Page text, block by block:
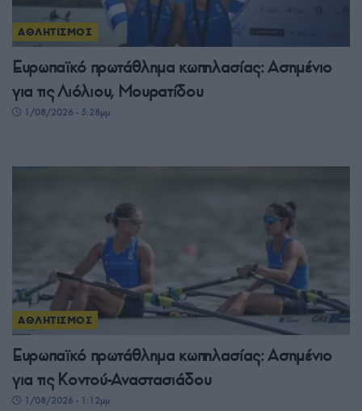
ΑΘΛΗΤΙΣΜΟΣ
Ευρωπαϊκό πρωτάθλημα κωπηλασίας: Ασημένιο
για τις Λιόλιου, Μουρατίδου
1/08/2026 - 5:28μμ
ΑΘΛΗΤΙΣΜΟΣ
Ευρωπαϊκό πρωτάθλημα κωπηλασίας: Ασημένιο
για τις Κοντού-Αναστασιάδου
1/08/2026 - 1:12μμ